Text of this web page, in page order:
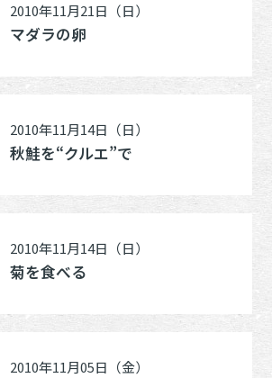
2010年11月21日（日）
マダラの卵
2010年11月14日（日）
秋鮭を“クルエ”で
2010年11月14日（日）
菊を食べる
2010年11月05日（金）